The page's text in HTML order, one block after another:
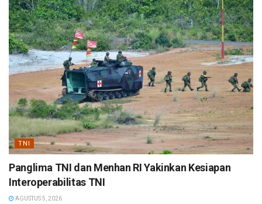
TNI
Panglima TNI dan Menhan RI Yakinkan Kesiapan
Interoperabilitas TNI
AGUSTUS 5, 2026